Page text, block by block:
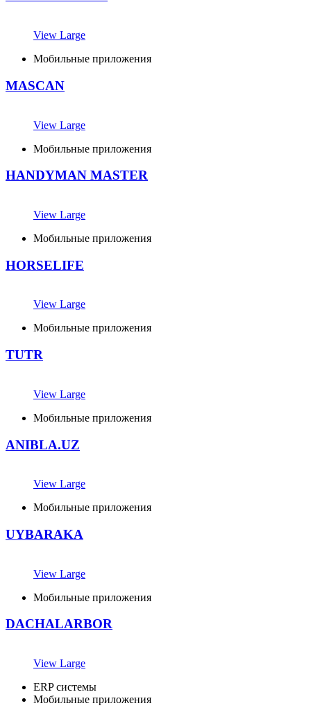
View Large
Мобильные приложения
MASCAN
View Large
Мобильные приложения
HANDYMAN MASTER
View Large
Мобильные приложения
HORSELIFE
View Large
Мобильные приложения
TUTR
View Large
Мобильные приложения
ANIBLA.UZ
View Large
Мобильные приложения
UYBARAKA
View Large
Мобильные приложения
DACHALARBOR
View Large
ERP системы
Мобильные приложения